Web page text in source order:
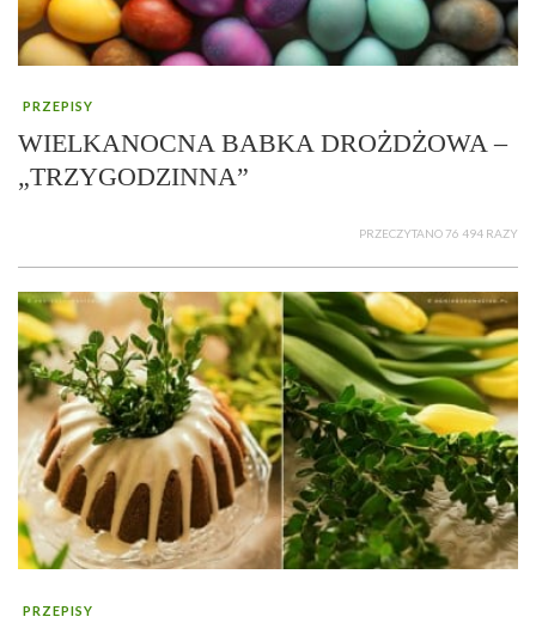
PRZEPISY
WIELKANOCNA BABKA DROŻDŻOWA –
„TRZYGODZINNA”
PRZECZYTANO 76 494 RAZY
PRZEPISY